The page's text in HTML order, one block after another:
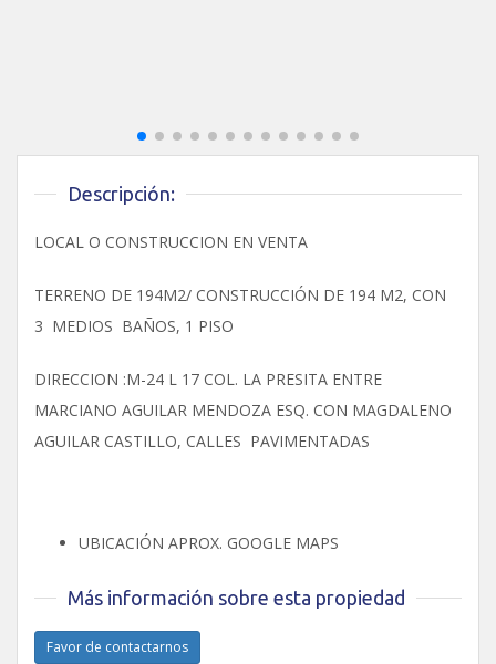
Descripción:
LOCAL O CONSTRUCCION EN VENTA
TERRENO DE 194M2/ CONSTRUCCIÓN DE 194 M2, CON
3 MEDIOS BAÑOS, 1 PISO
DIRECCION :M-24 L 17 COL. LA PRESITA ENTRE
MARCIANO AGUILAR MENDOZA ESQ. CON MAGDALENO
AGUILAR CASTILLO, CALLES PAVIMENTADAS
UBICACIÓN APROX. GOOGLE MAPS
Más información sobre esta propiedad
Favor de contactarnos